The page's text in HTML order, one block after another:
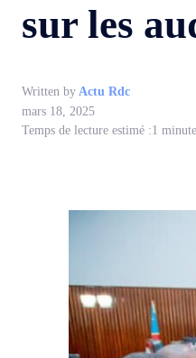
sur les
Written by Actu Rdc
mars 18, 2025
Temps de lecture estimé :1